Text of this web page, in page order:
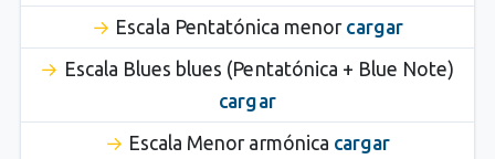
Escala Pentatónica menor cargar
Escala Blues blues (Pentatónica + Blue Note)
cargar
Escala Menor armónica cargar